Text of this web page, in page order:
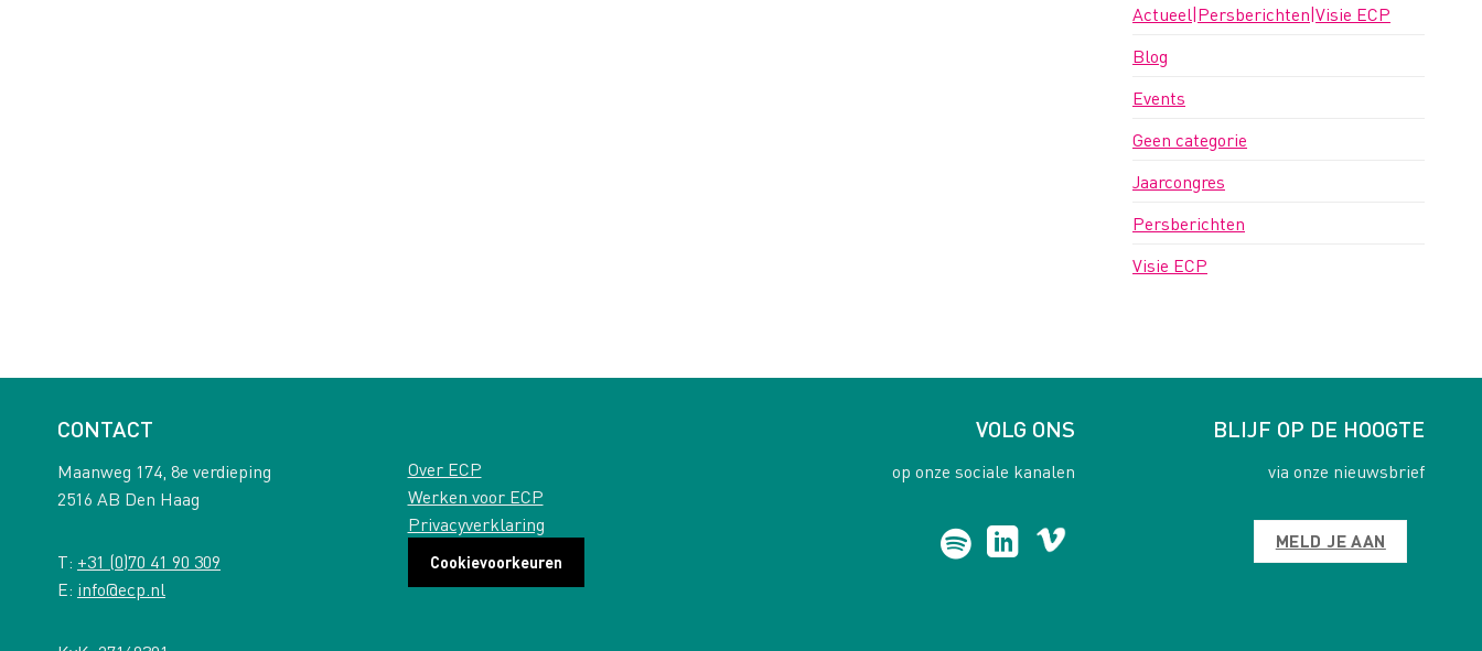
Actueel|Persberichten|Visie ECP
Blog
Events
Geen categorie
Jaarcongres
Persberichten
Visie ECP
CONTACT
Maanweg 174, 8e verdieping
2516 AB Den Haag
T: +31 (0)70 41 90 309
E: info@ecp.nl
Over ECP
Werken voor ECP
Privacyverklaring
Cookievoorkeuren
VOLG ONS
op onze sociale kanalen
BLIJF OP DE HOOGTE
via onze nieuwsbrief
MELD JE AAN